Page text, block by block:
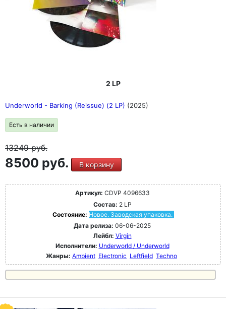
2 LP
Underworld - Barking (Reissue) (2 LP) (2025)
Есть в наличии
13249руб.
8500 руб. В корзину
Артикул: CDVP 4096633
Состав: 2 LP
Состояние: Новое. Заводская упаковка.
Дата релиза: 06-06-2025
Лейбл: Virgin
Исполнители: Underworld / Underworld
Жанры: Ambient Electronic Leftfield Techno